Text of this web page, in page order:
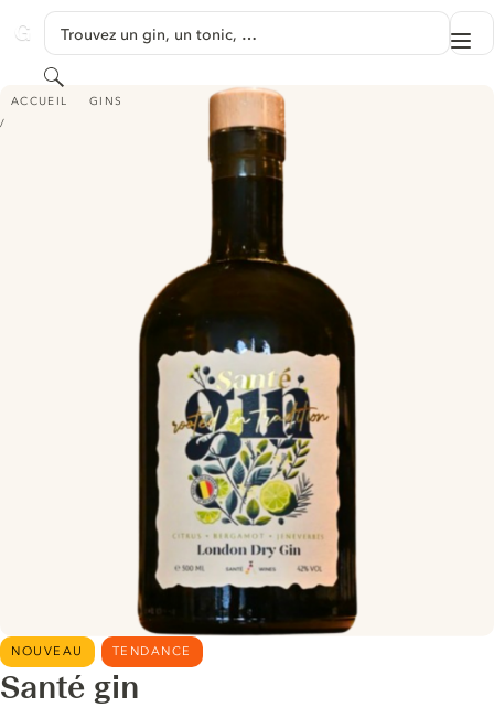
GINVENTORY
Trouvez un gin, un tonic, …
Rechercher
ACCUEIL GINS
SANTÉ GIN
NOUVEAU TENDANCE
Santé gin